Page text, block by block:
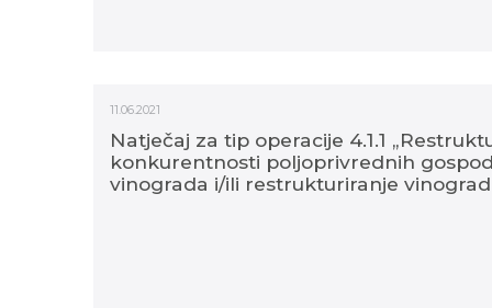
11.06.2021
Natječaj za tip operacije 4.1.1
konkurentnosti poljoprivrednih
vinograda i/ili restrukturiranje